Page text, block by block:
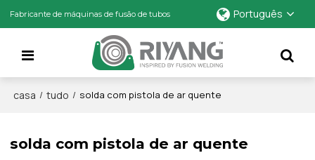
Fabricante de máquinas de fusão de tubos Português
casa / tudo / solda com pistola de ar quente
solda com pistola de ar quente